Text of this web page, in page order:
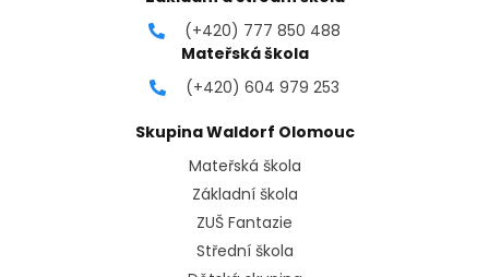
(+420) 777 850 488
Mateřská škola
(+420) 604 979 253
Skupina Waldorf Olomouc
Mateřská škola
Základní škola
ZUŠ Fantazie
Střední škola